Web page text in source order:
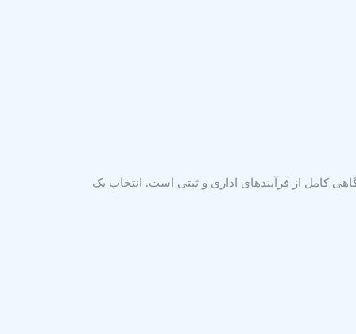
کامل از فرآیندهای اداری و ثبتی است. انتخاب یک